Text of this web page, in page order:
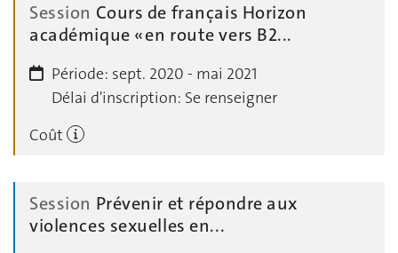
Session Cours de français Horizon
académique « en route vers B2...
Période: sept. 2020 - mai 2021
Délai d'inscription: Se renseigner
Coût
Session Prévenir et répondre aux
violences sexuelles en...